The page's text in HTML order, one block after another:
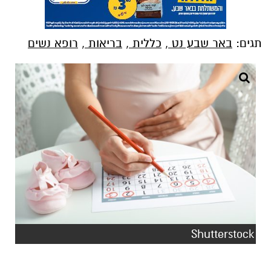
תגים: באר שבע נט , כללית , בריאות , רופא נשים
Shutterstock